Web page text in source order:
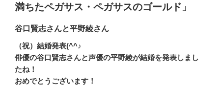
満ちたペガサス・ペガサスのゴールド」
谷口賢志さんと平野綾さん
（祝）結婚発表(^^♪
俳優の谷口賢志さんと声優の平野綾が結婚を発表しまし
たね！
おめでとうございます！